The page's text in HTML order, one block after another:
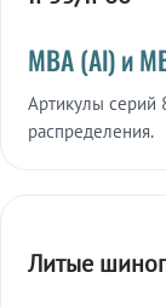
МВА (Al) и
Артикулы серий
распределения.
Литые